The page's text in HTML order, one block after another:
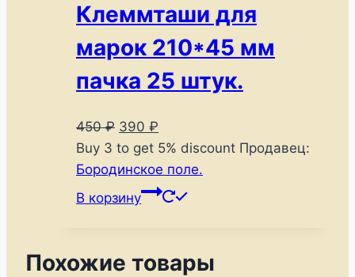
Клеммташи для
марок 210*45 мм
пачка 25 штук.
450₽ Первоначальная
цена
составляла
450 ₽.
390 ₽
цена:
390 ₽.
Buy 3 to get 5% discount Продавец:
Бородинское поле.
В корзину
Похожие товары